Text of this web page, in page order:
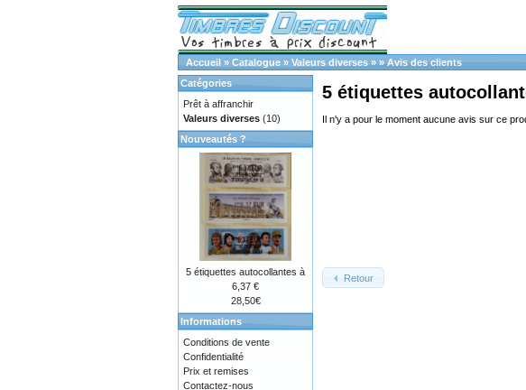
Accueil » Catalogue » Valeurs diverses » » Avis des clients
5 étiquettes
Il n'y a pour le moment aucune avis sur ce
Retour
Catégories
Prêt à affranchir
Valeurs diverses (10)
Nouveautés ?
5 étiquettes autocollantes à
6,37 €
28,50€
Informations
Conditions de vente
Confidentialité
Prix et remises
Contactez-nous